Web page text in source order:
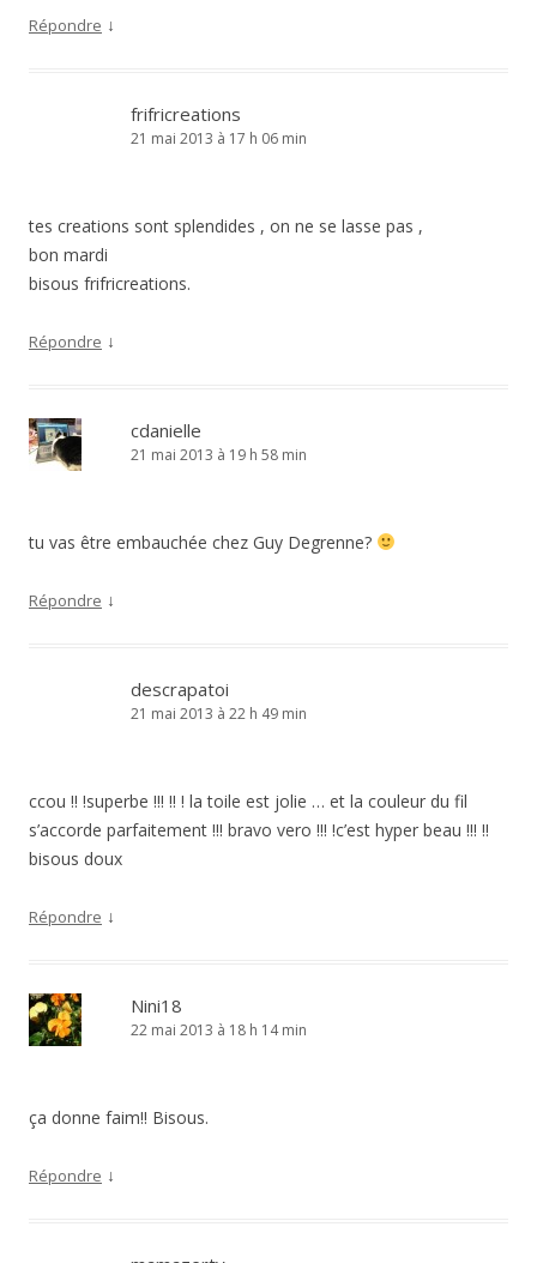
Répondre ↓
frifricreations
21 mai 2013 à 17 h 06 min
tes creations sont splendides , on ne se lasse pas ,
bon mardi
bisous frifricreations.
Répondre ↓
cdanielle
21 mai 2013 à 19 h 58 min
tu vas être embauchée chez Guy Degrenne?
Répondre ↓
descrapatoi
21 mai 2013 à 22 h 49 min
ccou !! !superbe !!! !! ! la toile est jolie … et la couleur du fil
s’accorde parfaitement !!! bravo vero !!! !c’est hyper beau !!! !!
bisous doux
Répondre ↓
Nini18
22 mai 2013 à 18 h 14 min
ça donne faim!! Bisous.
Répondre ↓